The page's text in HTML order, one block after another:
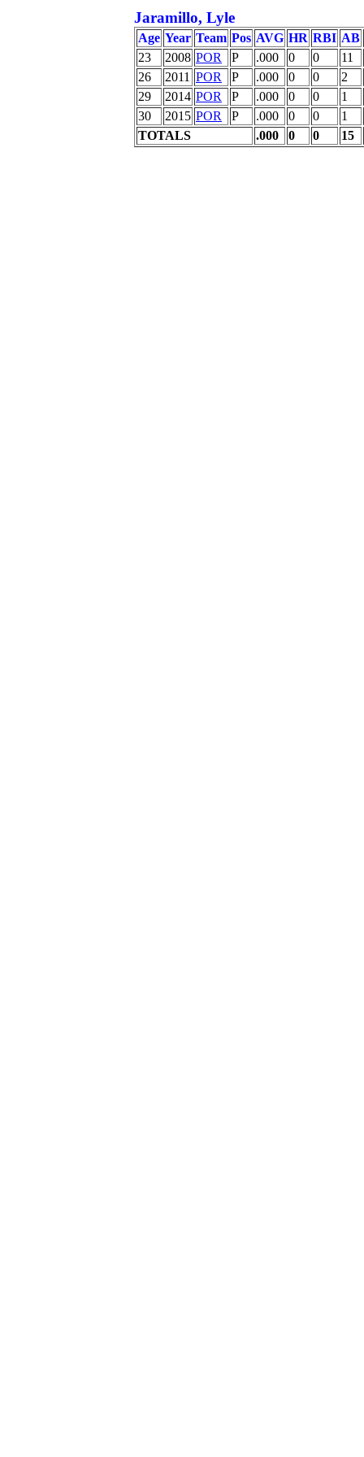
Jaramillo, Lyle
Age Year Team Pos AVG HR RBI AB
23
2008 POR P .000 0 0
11
26
2011 POR P .000 0 0
2
29
2014 POR P .000 0 0
1
30
2015 POR P .000 0 0
1
TOTALS
.000 0 0 15